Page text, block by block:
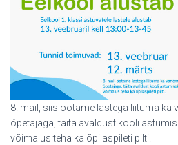
8. mail, siis ootame lastega liituma ka
õpetajaga, täita avaldust kooli
võimalus teha ka õpilaspileti pilti.